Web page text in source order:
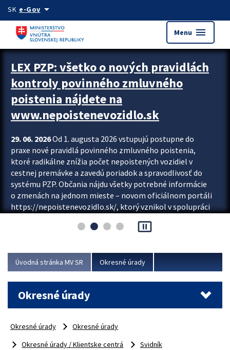
Preskocit na hlavný obsah
SK e-Govarrow_drop_down
Menu menu
Zastavit automatický posun upútavok
LEX PZP: všetko o nových pravidlách
kontroly povinného zmluvného
poistenia nájdete na
www.nepoistenevozidlo.sk
29. 06. 2026Od 1. augusta 2026 vstupujú postupne do
praxe nové pravidlá povinného zmluvného poistenia,
ktoré radikálne znížia počet nepoistených vozidiel v
cestnej premávke a zavedú poriadok a spravodlivosť do
systému PZP. Občania nájdu všetky potrebné informácie
o zmenách na jednom mieste – novom oficiálnom portáli
https://nepoistenevozidlo.sk/, ktorý vznikol v spolupráci
asociácie poisťovní (SLASPO) a Ministerstva vnútra SR.
Viac
pause_presentation
Úvodná stránka MV SR Okresné úrady
Okresné úrady
Okresné úrady
Okresné úrady
Okresné úrady / Klientske centrá
Svidník